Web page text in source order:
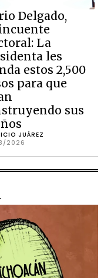
Delgado,
La
les
estos 2,500
para que
sus
JUÁREZ
2026